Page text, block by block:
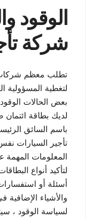
الوقود
شركة
تطلب معظم شركات
لتغطية المسؤولية
بعض الحالات
لديك بطاقة
باسم السائق
تأجير السيارات
المعلومات المهمة
لتأكيد أنواع
أسئلة أو
والأشياء الإضافية
لسياسة الوقود ،